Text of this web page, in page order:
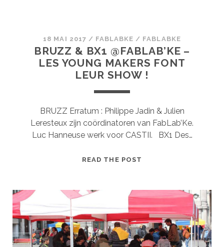
18 MAI 2017 / FABLABKE / FABLABKE
BRUZZ & BX1 @FABLAB’KE –
LES YOUNG MAKERS FONT
LEUR SHOW !
BRUZZ Erratum : Philippe Jadin & Julien
Leresteux zijn coördinatoren van FabLab’Ke.
Luc Hanneuse werk voor CASTII. BX1 Des…
READ THE POST
@FABLAB’KE
–
LES
YOUNG
MAKERS